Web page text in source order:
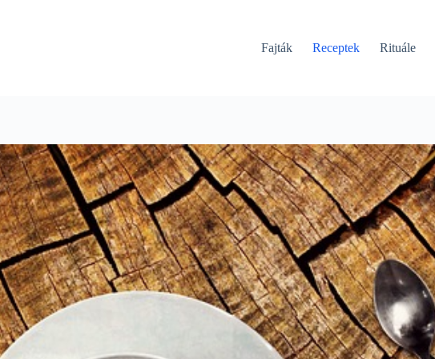
Fajták Receptek Rituále